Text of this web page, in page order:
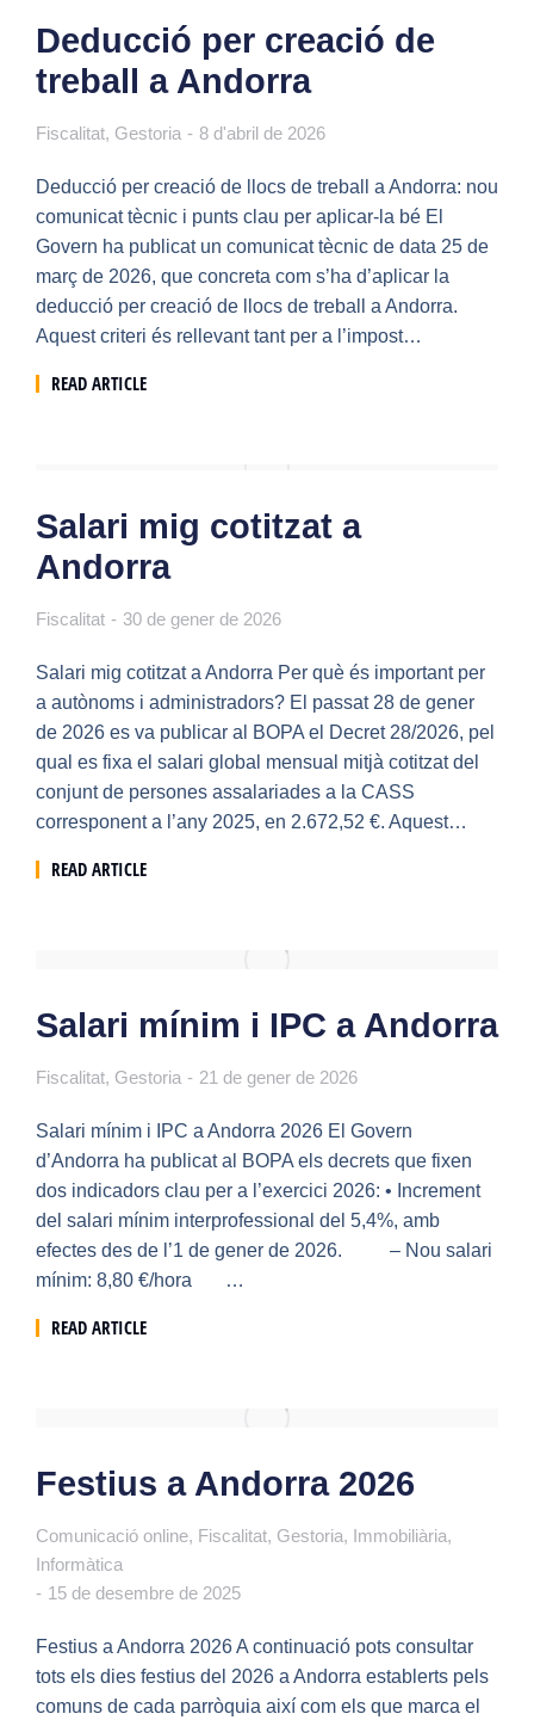
Deducció per creació de
treball a Andorra
Fiscalitat, Gestoria 8 d'abril de 2026
Deducció per creació de llocs de treball a Andorra: nou
comunicat tècnic i punts clau per aplicar-la bé El
Govern ha publicat un comunicat tècnic de data 25 de
març de 2026, que concreta com s’ha d’aplicar la
deducció per creació de llocs de treball a Andorra.
Aquest criteri és rellevant tant per a l’impost…
READ ARTICLE
Salari mig cotitzat a
Andorra
Fiscalitat 30 de gener de 2026
Salari mig cotitzat a Andorra Per què és important per
a autònoms i administradors? El passat 28 de gener
de 2026 es va publicar al BOPA el Decret 28/2026, pel
qual es fixa el salari global mensual mitjà cotitzat del
conjunt de persones assalariades a la CASS
corresponent a l’any 2025, en 2.672,52 €. Aquest…
READ ARTICLE
Salari mínim i IPC a Andorra
Fiscalitat, Gestoria 21 de gener de 2026
Salari mínim i IPC a Andorra 2026 El Govern
d’Andorra ha publicat al BOPA els decrets que fixen
dos indicadors clau per a l’exercici 2026: • Increment
del salari mínim interprofessional del 5,4%, amb
efectes des de l’1 de gener de 2026. – Nou salari
mínim: 8,80 €/hora …
READ ARTICLE
Festius a Andorra 2026
Comunicació online, Fiscalitat, Gestoria, Immobiliària,
Informàtica
15 de desembre de 2025
Festius a Andorra 2026 A continuació pots consultar
tots els dies festius del 2026 a Andorra establerts pels
comuns de cada parròquia així com els que marca el